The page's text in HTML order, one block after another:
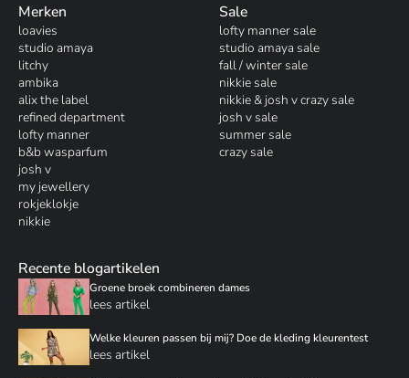
Merken
loavies
studio amaya
litchy
ambika
alix the label
refined department
lofty manner
b&b wasparfum
josh v
my jewellery
rokjeklokje
nikkie
Sale
lofty manner sale
studio amaya sale
fall / winter sale
nikkie sale
nikkie & josh v crazy sale
josh v sale
summer sale
crazy sale
Recente blogartikelen
Groene broek combineren dames
lees artikel
Welke kleuren passen bij mij? Doe de kleding kleurentest
lees artikel